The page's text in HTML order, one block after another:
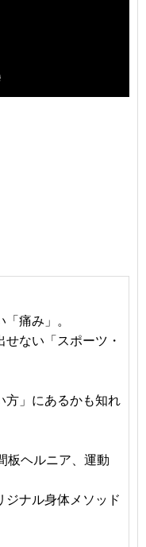
痛み」。
ない「スポーツ・
方」にあるかも知れ
板ヘルニア、運動
ナル身体メソッド